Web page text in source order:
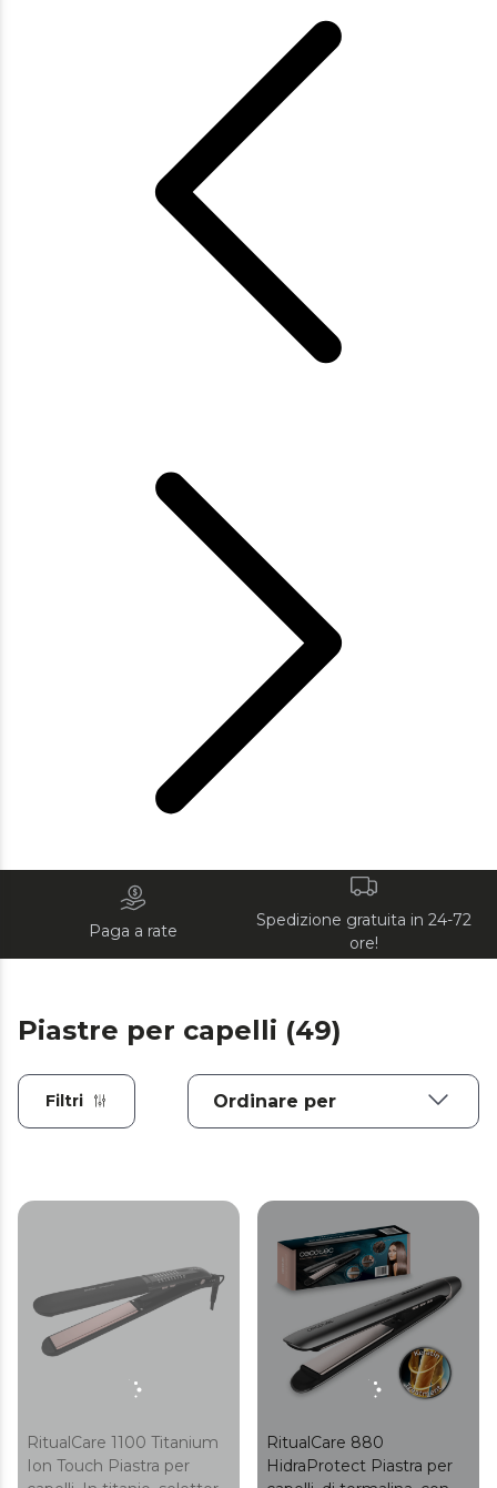
Paga a rate
Spedizione gratuita in 24-72
ore!
Piastre per capelli (49)
Filtri
RitualCare 1100 Titanium
Ion Touch Piastra per
RitualCare 880
HidraProtect Piastra per